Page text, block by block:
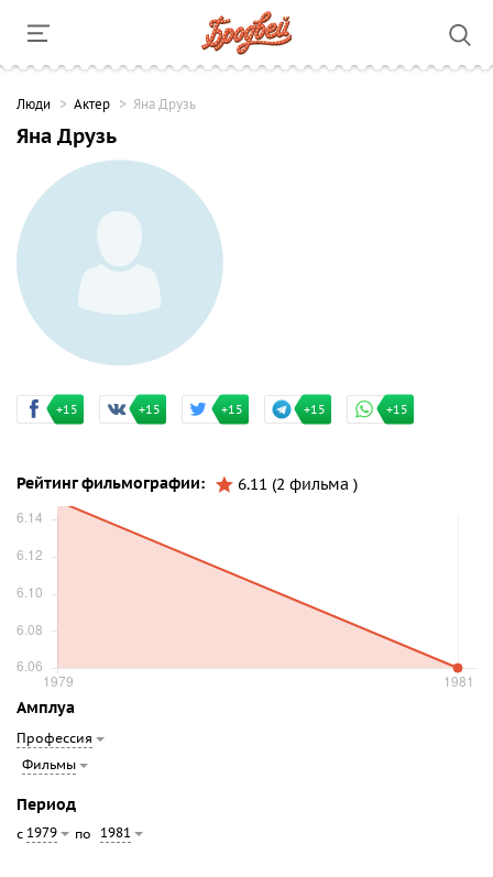
Люди Актер Яна Друзь
Яна Друзь
+15 +15 +15 +15 +15
Рейтинг фильмографии: 6.11 (2 фильма )
Амплуа
Профессия
Фильмы
Период
с 1979 по 1981